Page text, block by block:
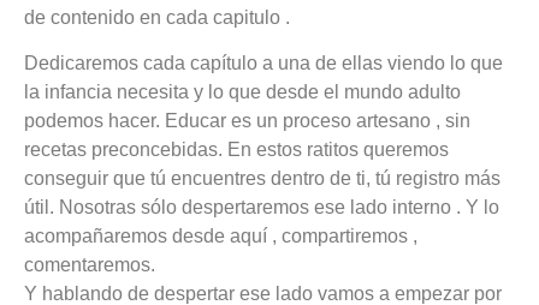
de contenido en cada capitulo .
Dedicaremos cada capítulo a una de ellas viendo lo que
la infancia necesita y lo que desde el mundo adulto
podemos hacer. Educar es un proceso artesano , sin
recetas preconcebidas. En estos ratitos queremos
conseguir que tú encuentres dentro de ti, tú registro más
útil. Nosotras sólo despertaremos ese lado interno . Y lo
acompañaremos desde aquí , compartiremos ,
comentaremos.
Y hablando de despertar ese lado vamos a empezar por